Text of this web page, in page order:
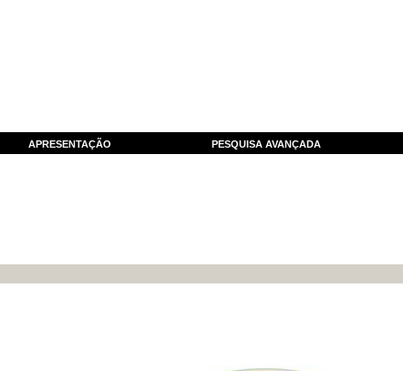
APRESENTAÇÃO PESQUISA AVANÇADA